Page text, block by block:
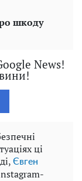
шкоду
News!
ці
Євген